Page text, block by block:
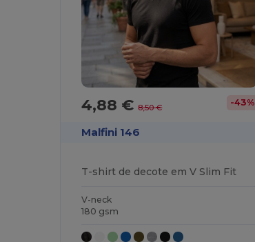
4,88 €8,50 € -43%
Malfini 146
T-shirt de decote em V Slim Fit
V-neck
180 gsm